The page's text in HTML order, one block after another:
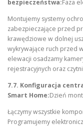
bezpieczeństwa:Faza
Montujemy systemy
zabezpieczające przed
krawędziowe w dolnej
wykrywające ruch przed
elewacji osadzamy
rejestracyjnych oraz
7.7. Konfiguracja
Smart Home:Dzień
Łączymy wszystkie
Programujemy